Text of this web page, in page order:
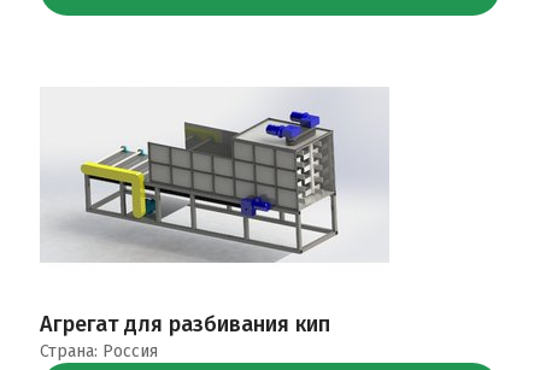
Агрегат для разбивания кип
Страна: Россия